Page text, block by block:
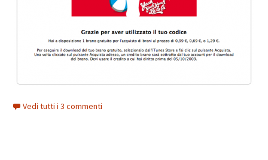
Vedi tutti i 3 commenti